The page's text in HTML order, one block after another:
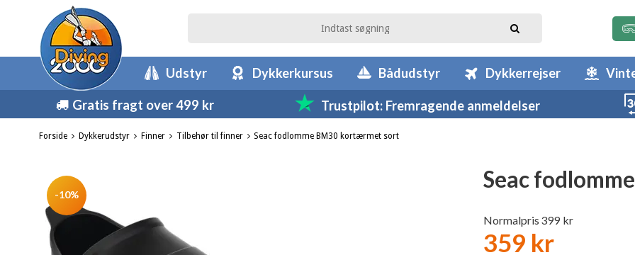
Udstyr Dykkerkursus Bådudstyr Dykkerrejser
Gratis fragt over 499 kr Trustpilot: Fremragende anmeldelser
Forside Dykkerudstyr Finner Tilbehør til finner Seac fodlomme BM30 kortærmet sort
-10%
Seac
Normalpris 399 kr
359 kr